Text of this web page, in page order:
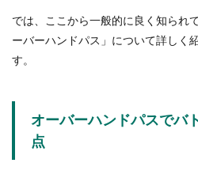
では、ここから一般的に良く知られ
ーバーハンドパス」について詳しく
す。
オーバーハンドパスでバ
点